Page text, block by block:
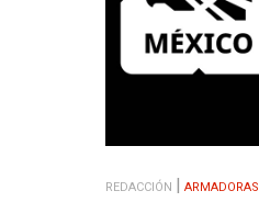
REDACCIÓN ARMADORAS